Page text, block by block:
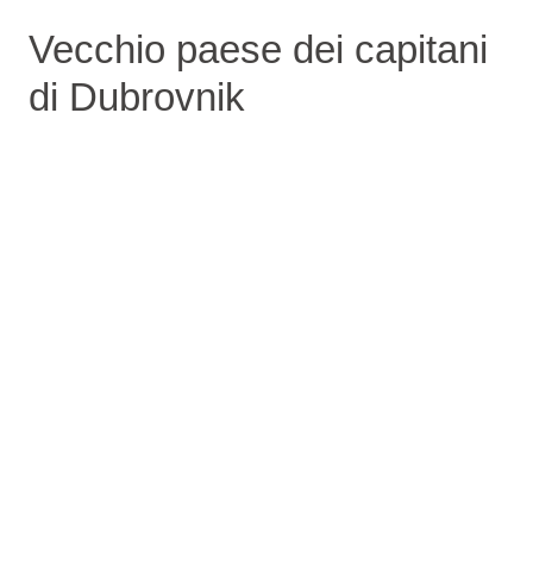
Vecchio paese dei capitani
di Dubrovnik